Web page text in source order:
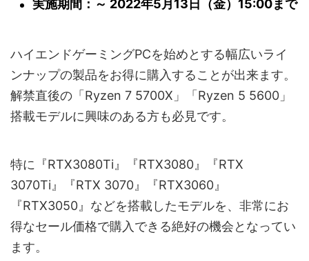
実施期間：～ 2022年5月13日（金）15:00まで
ハイエンドゲーミングPCを始めとする幅広いライ
ンナップの製品をお得に購入することが出来ます。
解禁直後の「Ryzen 7 5700X」「Ryzen 5 5600」
搭載モデルに興味のある方も必見です。
特に『RTX3080Ti』『RTX3080』『RTX
3070Ti』『RTX 3070』『RTX3060』
『RTX3050』などを搭載したモデルを、非常にお
得なセール価格で購入できる絶好の機会となってい
ます。